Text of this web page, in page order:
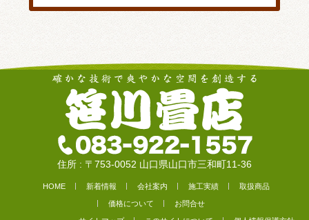
住所 : 〒753-0052 山口県山口市三和町11-36
HOME 新着情報 会社案内 施工実績 取扱商品
価格について お問合せ